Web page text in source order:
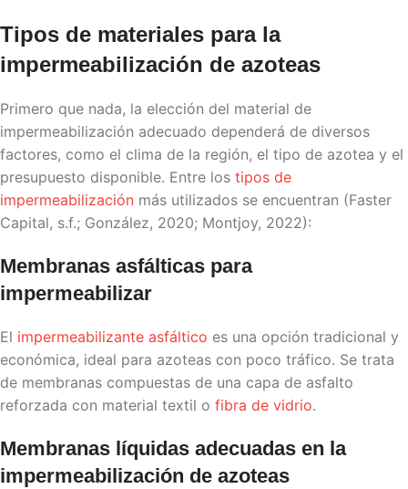
Tipos de materiales para la
impermeabilización de azoteas
Primero que nada, la elección del material de
impermeabilización adecuado dependerá de diversos
factores, como el clima de la región, el tipo de azotea y el
presupuesto disponible. Entre los tipos de
impermeabilización más utilizados se encuentran (Faster
Capital, s.f.; González, 2020; Montjoy, 2022):
Membranas asfálticas para
impermeabilizar
El impermeabilizante asfáltico es una opción tradicional y
económica, ideal para azoteas con poco tráfico. Se trata
de membranas compuestas de una capa de asfalto
reforzada con material textil o fibra de vidrio.
Membranas líquidas adecuadas en la
impermeabilización de azoteas